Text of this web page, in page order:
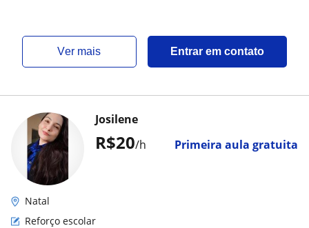
ver mais Entrar em contato
R$20/h Primeira aula gratuita
Josilene
Natal
Reforço escolar